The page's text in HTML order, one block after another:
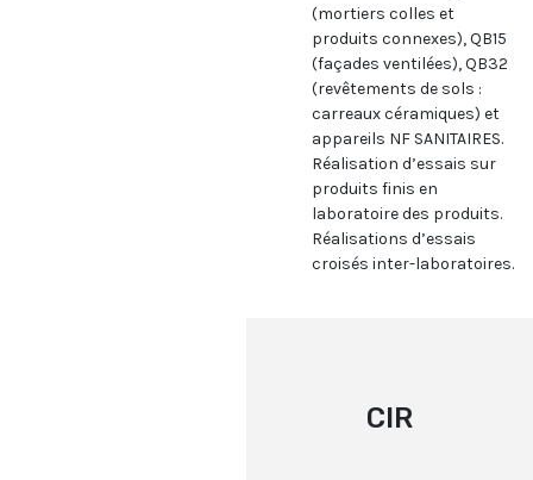
(mortiers colles et
produits connexes), QB15
(façades ventilées), QB32
(revêtements de sols :
carreaux céramiques) et
appareils NF SANITAIRES.
Réalisation d’essais sur
produits finis en
laboratoire des produits.
Réalisations d’essais
croisés inter-laboratoires.
CIR